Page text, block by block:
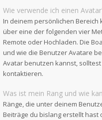
Wie verwende ich einen
In deinem persönlichen Bereich
über eine der folgenden vier
Remote oder Hochladen. Die
und wie die Benutzer Avatare
Avatar benutzen kannst,
kontaktieren.
Was ist mein Rang und wie
Ränge, die unter deinem
Beiträge du bislang erstellt